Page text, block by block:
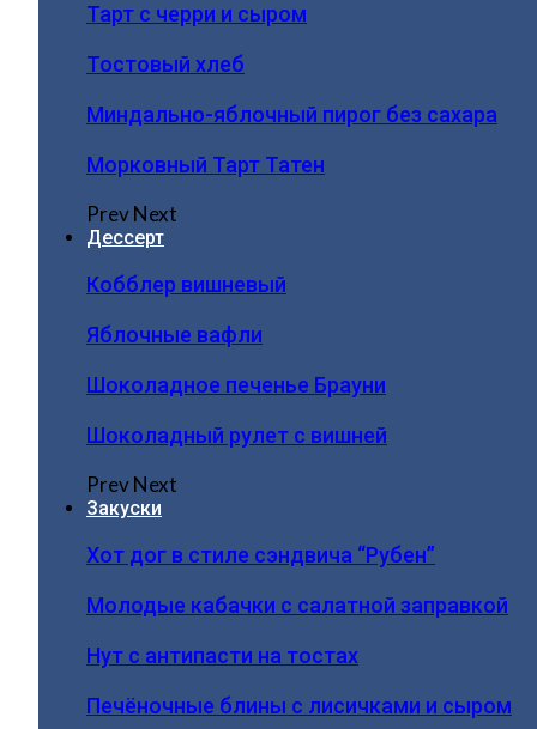
Тарт с черри и сыром
Тостовый хлеб
Миндально-яблочный пирог без сахара
Морковный Тарт Татен
PrevNext
Дессерт
Кобблер вишневый
Яблочные вафли
Шоколадное печенье Брауни
Шоколадный рулет с вишней
PrevNext
Закуски
Хот дог в стиле сэндвича “Рубен”
Молодые кабачки с салатной заправкой
Нут с антипасти на тостах
Печёночные блины с лисичками и сыром